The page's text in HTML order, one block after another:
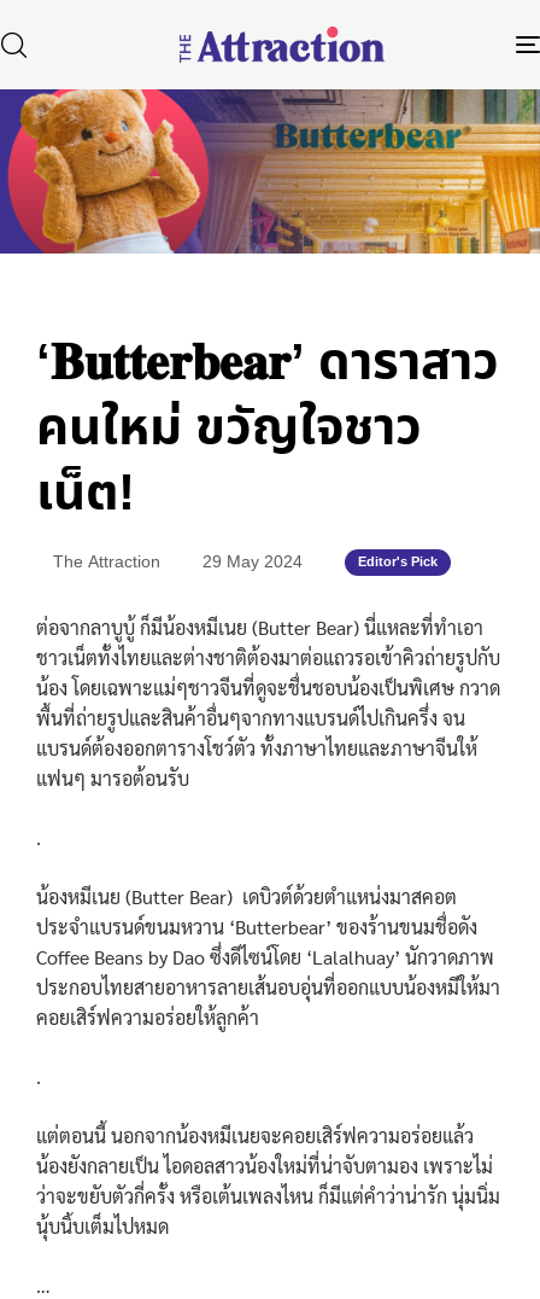
Type and hit enter
‘𝐁𝐮𝐭𝐭𝐞𝐫𝐛𝐞𝐚𝐫’ ดาราสาว
คนใหม่ ขวัญใจชาว
เน็ต!
Author
The Attraction
Published
on:
29 May 2024
Published
in:
Editor's Pick
ต่อจากลาบูบู้ ก็มีน้องหมีเนย (Butter Bear) นี่แหละที่ทำเอา
ชาวเน็ตทั้งไทยและต่างชาติต้องมาต่อแถวรอเข้าคิวถ่ายรูปกับ
น้อง โดยเฉพาะแม่ๆชาวจีนที่ดูจะชื่นชอบน้องเป็นพิเศษ กวาด
พื้นที่ถ่ายรูปและสินค้าอื่นๆจากทางแบรนด์ไปเกินครึ่ง จน
แบรนด์ต้องออกตารางโชว์ตัว ทั้งภาษาไทยและภาษาจีนให้
แฟนๆ มารอต้อนรับ
.
น้องหมีเนย (Butter Bear) เดบิวต์ด้วยตำแหน่งมาสคอต
ประจำแบรนด์ขนมหวาน ‘Butterbear’ ของร้านขนมชื่อดัง
Coffee Beans by Dao ซึ่งดีไซน์โดย ‘Lalalhuay’ นักวาดภาพ
ประกอบไทยสายอาหารลายเส้นอบอุ่นที่ออกแบบน้องหมีให้มา
คอยเสิร์ฟความอร่อยให้ลูกค้า
.
แต่ตอนนี้ นอกจากน้องหมีเนยจะคอยเสิร์ฟความอร่อยแล้ว
น้องยังกลายเป็น ไอดอลสาวน้องใหม่ที่น่าจับตามอง เพราะไม่
ว่าจะขยับตัวกี่ครั้ง หรือเต้นเพลงไหน ก็มีแต่คำว่าน่ารัก นุ่มนิ่ม
นุ้บนิ้บเต็มไปหมด
…